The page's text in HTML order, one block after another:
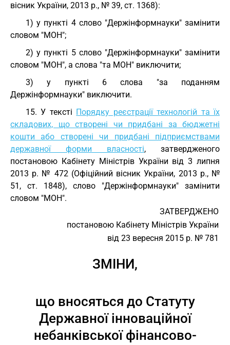
вісник України, 2013 р., № 39, ст. 1368):
1) у пункті 4 слово "Держінформнауки" замінити
словом "МОН";
2) у пункті 5 слово "Держінформнауки" замінити
словом "МОН", а слова "та МОН" виключити;
3) у пункті 6 слова "за поданням
Держінформнауки" виключити.
15. У тексті Порядку реєстрації технологій та їх
складових, що створені чи придбані за бюджетні
кошти або створені чи придбані підприємствами
державної форми власності, затвердженого
постановою Кабінету Міністрів України від 3 липня
2013 р. № 472 (Офіційний вісник України, 2013 р., №
51, ст. 1848), слово "Держінформнауки" замінити
словом "МОН".
ЗАТВЕРДЖЕНО
постановою Кабінету Міністрів України
від 23 вересня 2015 р. № 781
ЗМІНИ,
що вносяться до Статуту
Державної інноваційної
небанківської фінансово-